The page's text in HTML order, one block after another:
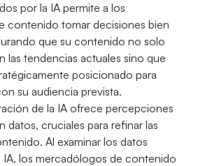
por la IA permite a los
contenido tomar decisiones bien
que su contenido no solo
las tendencias actuales sino que
posicionado para
su audiencia prevista.
de la IA ofrece percepciones
datos, cruciales para refinar las
Al examinar los datos
IA, los mercadólogos de contenido